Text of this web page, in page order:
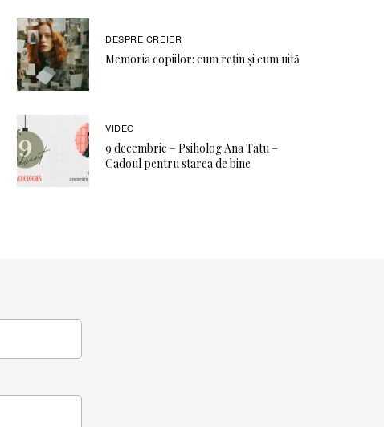
DESPRE CREIER
Memoria copiilor: cum rețin și cum uită
VIDEO
9 decembrie – Psiholog Ana Tatu –
Cadoul pentru starea de bine